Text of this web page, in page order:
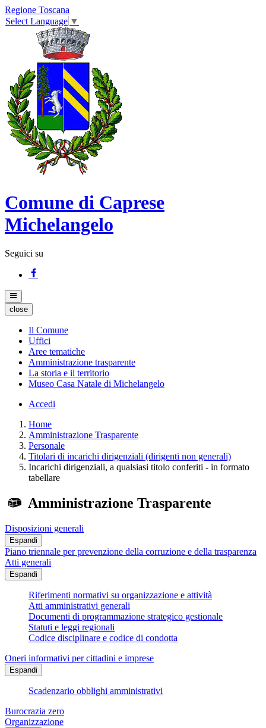
Regione Toscana
Select Language ▼
Comune di Caprese
Michelangelo
Seguici su
close
Il Comune
Uffici
Aree tematiche
Amministrazione trasparente
La storia e il territorio
Museo Casa Natale di Michelangelo
Accedi
Home
Amministrazione Trasparente
Personale
Titolari di incarichi dirigenziali (dirigenti non generali)
Incarichi dirigenziali, a qualsiasi titolo conferiti - in formato
tabellare
Amministrazione Trasparente
Disposizioni generali
Espandi
Piano triennale per prevenzione della corruzione e della trasparenza
Atti generali
Espandi
Riferimenti normativi su organizzazione e attività
Atti amministrativi generali
Documenti di programmazione strategico gestionale
Statuti e leggi regionali
Codice disciplinare e codice di condotta
Oneri informativi per cittadini e imprese
Espandi
Scadenzario obblighi amministrativi
Burocrazia zero
Organizzazione